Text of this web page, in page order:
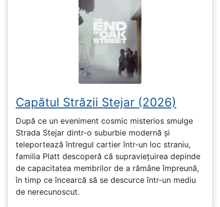
Capătul Străzii Stejar (2026)
După ce un eveniment cosmic misterios smulge
Strada Stejar dintr-o suburbie modernă și
teleportează întregul cartier într-un loc straniu,
familia Platt descoperă că supraviețuirea depinde
de capacitatea membrilor de a rămâne împreună,
în timp ce încearcă să se descurce într-un mediu
de nerecunoscut.